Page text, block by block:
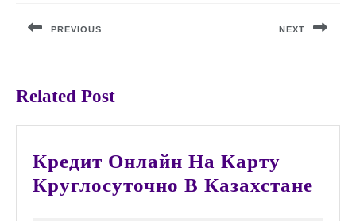
записям
PREVIOUS NEXT
Related Post
Кредит Онлайн На Карту
Круглосуточно В Казахстане